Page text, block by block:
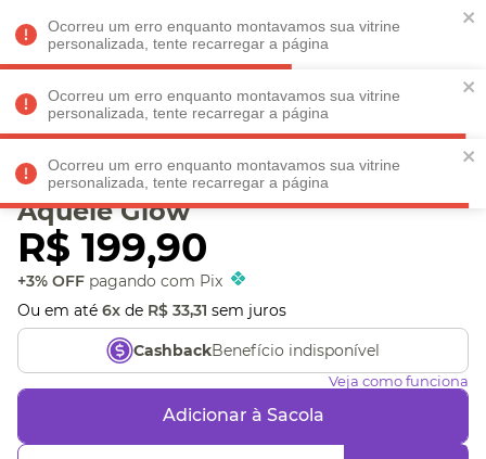
Ocorreu um erro enquanto montavamos sua vitrine
personalizada, tente recarregar a página
Ocorreu um erro enquanto montavamos sua vitrine
personalizada, tente recarregar a página
Ocorreu um erro enquanto montavamos sua vitrine
personalizada, tente recarregar a página
Faltam REGULAMENTO
Veja produtos perto de você! Informe seu CEP
Kit Massageadores Faciais
Aquele Glow
R$ 199,90
+3% OFF pagando com Pix
Ou em até 6x de R$ 33,31 sem juros
CashbackBenefício indisponível
Veja como funciona
Adicionar à Sacola